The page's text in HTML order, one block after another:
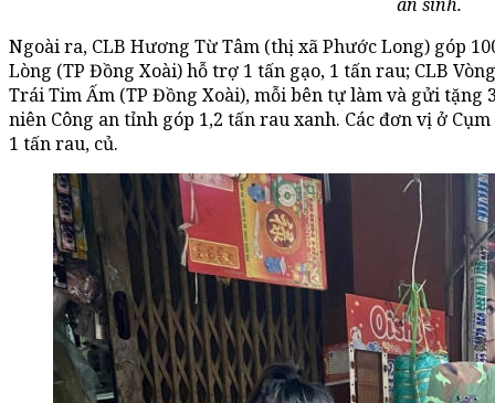
an sinh.
Ngoài ra, CLB Hương Từ Tâm (thị xã Phước Long) góp
Lòng (TP Đồng Xoài) hỗ trợ 1 tấn gạo, 1 tấn rau; CLB
Trái Tim Ấm (TP Đồng Xoài), mỗi bên tự làm và gửi tặng
niên Công an tỉnh góp 1,2 tấn rau xanh. Các đơn vị ở
1 tấn rau, củ.